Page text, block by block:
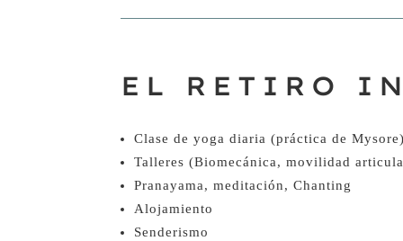
EL RETIRO
Clase de yoga diaria (práctica de Mysore)
Talleres (Biomecánica, movilidad
Pranayama, meditación, Chanting
Alojamiento
Senderismo